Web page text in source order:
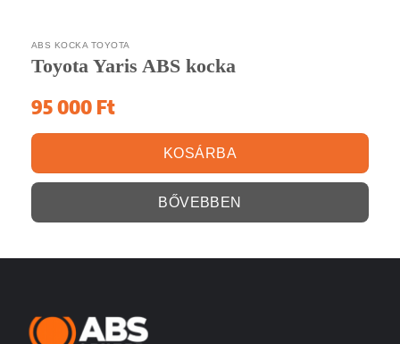
ABS KOCKA TOYOTA
Toyota Yaris ABS kocka
95 000 Ft
KOSÁRBA
BŐVEBBEN